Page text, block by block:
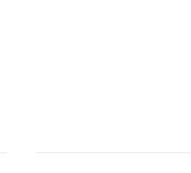
Gemeente Breda plaatst